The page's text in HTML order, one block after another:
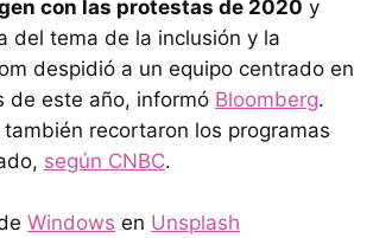
con las protestas de 2020 y
del tema de la inclusión y la
despidió a un equipo centrado en
de este año, informó Bloomberg.
recortaron los programas
según CNBC.
Windows en Unsplash